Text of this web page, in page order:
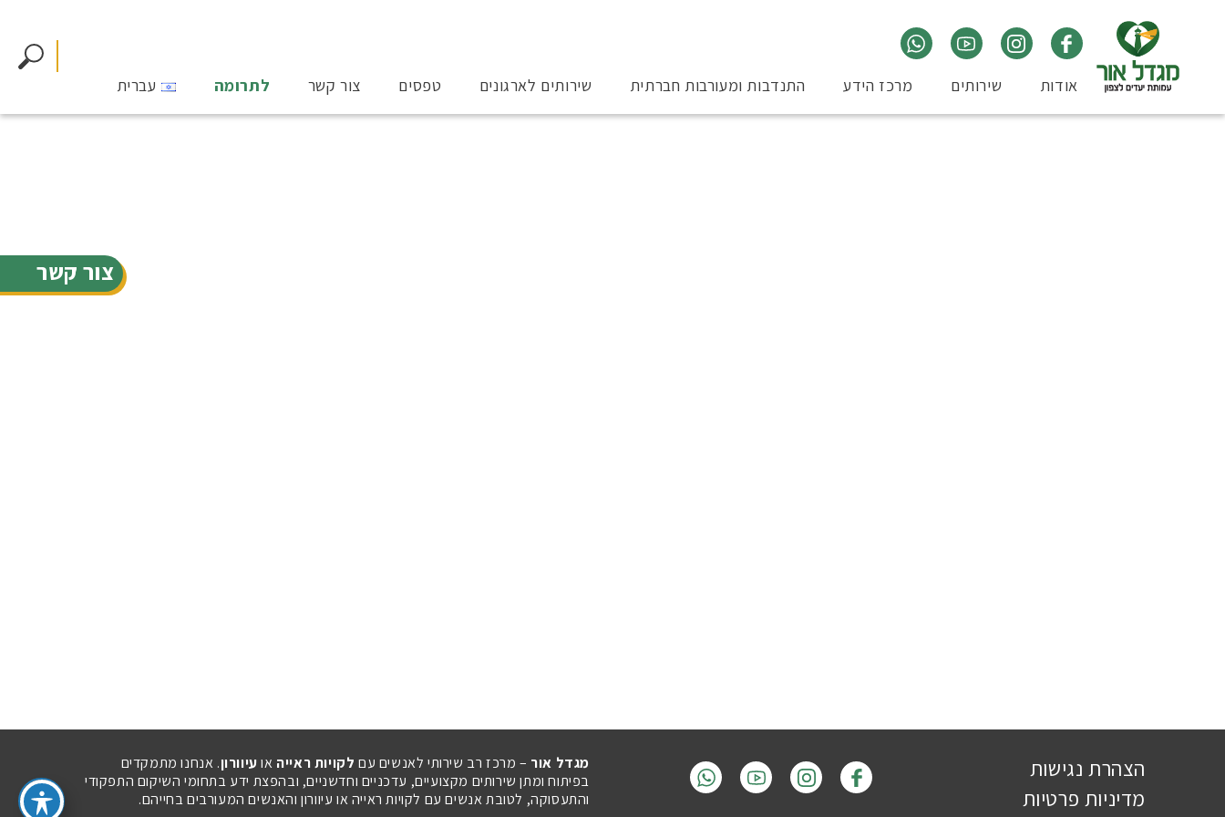
צור קשר
אודות שירותים מרכז הידע התנדבות ומעורבות חברתית שירותים לארגונים טפסים צור קשר לתרומה עברית
הצהרת נגישות
מדיניות פרטיות
מגדל אור – מרכז רב שירותי לאנשים עם לקויות ראייה אועיוורון. אנחנו מתמקדים
בפיתוח ומתן שירותים מקצועיים, עדכניים וחדשניים, ובהפצת ידע בתחומי השיקום התפקודי
והתעסוקה, לטובת אנשים עם לקויות ראייה או עיוורון והאנשים המעורבים בחייהם.